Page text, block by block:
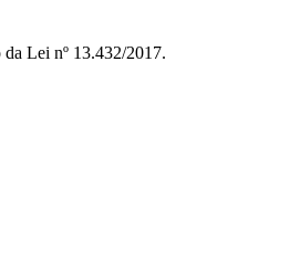
da Lei nº 13.432/2017.